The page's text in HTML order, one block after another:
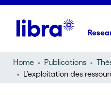
Home Publications